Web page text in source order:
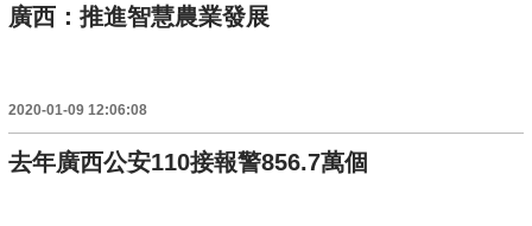
廣西：推進智慧農業發展
2020-01-09 12:06:08
去年廣西公安110接報警856.7萬個